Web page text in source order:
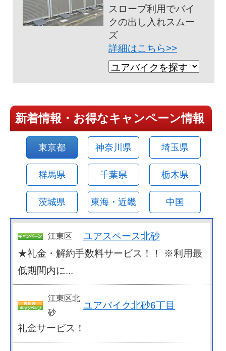
スロープ利用でバイ
クの出し入れスムー
ズ
詳細はこちら>>
新着情報・お得なキャンペーン情報
東京都 神奈川県 埼玉県
群馬県 千葉県 栃木県
茨城県 東海・近畿 中国
江東区
ユアスペース北砂
★礼金・解約手数料サービス！！ ※利用最
低期間内に...
江東区北
砂
ユアバイク北砂6丁目
礼金サービス！